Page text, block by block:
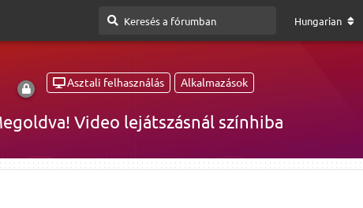
Hungarian
Asztali felhasználás Alkalmazások
Video lejátszásnál színhiba